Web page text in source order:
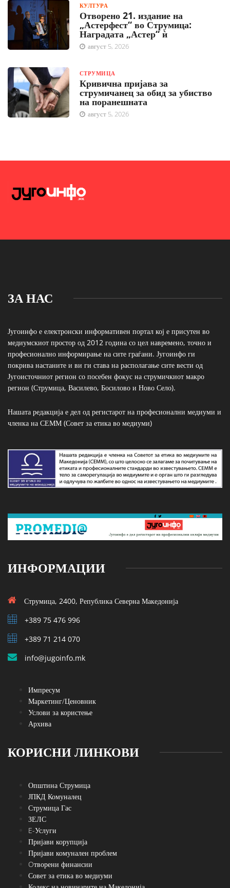
КУЛТУРА
Отворено 21. издание на
„Астерфест“ во Струмица:
Наградата „Астер“ ѝ
август 5, 2026
СТРУМИЦА
Кривична пријава за
струмичанец за обид за убиство
на поранешната
август 5, 2026
ЗА НАС
Југоинфо е електронски информативен портал кој е присутен во
медиумскиот простор од 2012 година со цел навремено, точно и
професионално информирање на сите граѓани. Југоинфо ги
покрива настаните и ви ги става на располагање сите вести од
Југоисточниот регион со посебен фокус на струмичкиот макро
регион (Струмица, Василево, Босилово и Ново Село).
Нашата редакција е дел од регистарот на професионални медиуми и
членка на СЕММ (Совет за етика во медиуми)
ИНФОРМАЦИИ
Струмица, 2400, Република Северна Македонија
+389 75 476 996
+389 71 214 070
info@jugoinfo.mk
Импресум
Маркетинг/Ценовник
Услови за користење
Архива
КОРИСНИ ЛИНКОВИ
Општина Струмица
ЈПКД Комуналец
Струмица Гас
ЗЕЛС
E-Услуги
Пријави корупција
Пријави комунален проблем
Oтворени финансии
Совет за етика во медиуми